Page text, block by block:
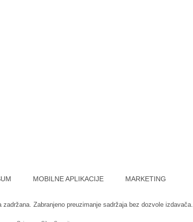
MOBILNE APLIKACIJE MARKETING
Zabranjeno preuzimanje sadržaja bez dozvole izdavača.